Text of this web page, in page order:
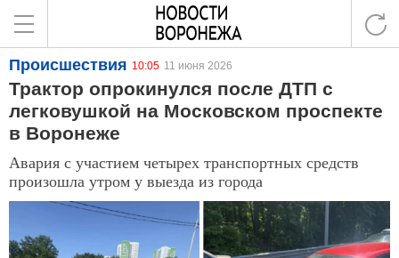
Происшествия 10:05 11 июня 2026
Трактор опрокинулся после ДТП с
легковушкой на Московском проспекте
в Воронеже
Авария с участием четырех транспортных средств
произошла утром у выезда из города